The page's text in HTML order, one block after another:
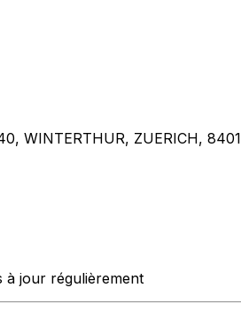
WINTERTHUR, ZUERICH, 8401
à jour régulièrement